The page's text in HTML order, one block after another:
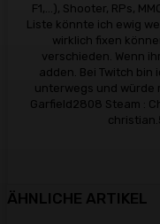
F1,...), Shooter, RPs,
Liste könnte ich ewig
wirklich fixen
verschieden. Wenn
adden. Bei Twitch
unterwegs und würde
Garfield2808 Steam :
ÄHNLICHE ARTIKEL